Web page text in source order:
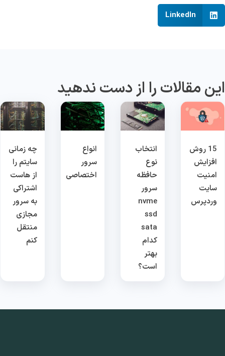
LinkedIn
مقالات را از دست ندهید
15 روش
افزایش
امنیت
سایت
وردپرس
انتخاب
نوع
حافظه
سرور
nvme
ssd
sata
کدام
بهتر
است؟
انواع
سرور
اختصاصی
چه زمانی
سایتم را
از هاست
اشتراکی
به سرور
مجازی
منتقل
کنم